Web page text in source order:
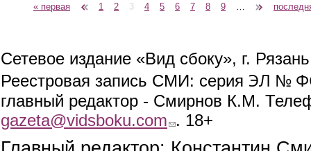
Страницы
« первая 1 2 3 4 5 6 7 8 9
Сетевое издание «Вид сбоку», г.
Реестровая запись СМИ: серия ЭЛ №
главный редактор - Смирнов К.М.
gazeta@vidsboku.com (link sends e-mail)
. 18+